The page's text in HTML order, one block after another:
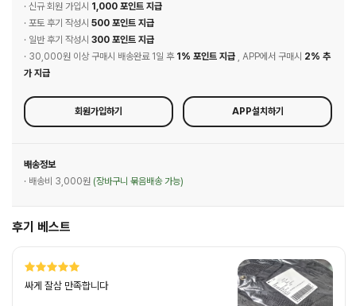
· 신규 회원 가입시 1,000 포인트 지급
· 포토 후기 작성시 500 포인트 지급
· 일반 후기 작성시 300 포인트 지급
· 30,000원 이상 구매시 배송완료 1일 후 1% 포인트 지급 , APP에서 구매시 2% 추
가 지급
회원가입하기 APP설치하기
배송정보
· 배송비 3,000원 (장바구니 묶음배송 가능)
후기 베스트
싸게 잘삼 만족합니다